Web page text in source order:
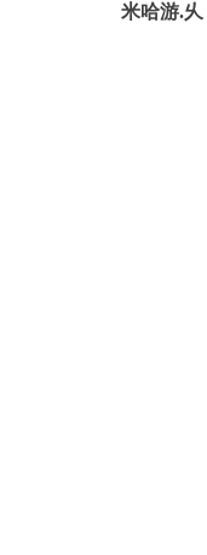
米哈游.乆